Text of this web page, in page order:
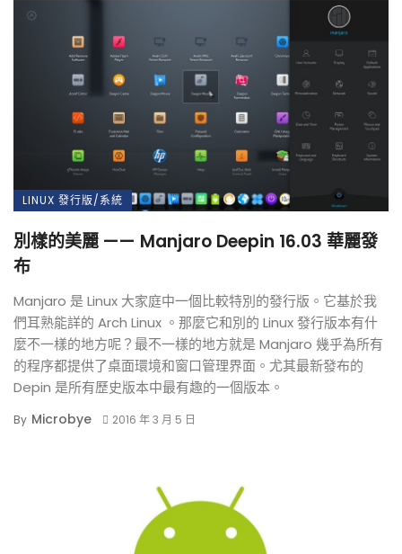
LINUX 發行版/系統
別樣的美麗 —— Manjaro Deepin 16.03 華麗發
布
Manjaro 是 Linux 大家庭中一個比較特別的發行版。它基於我
們耳熟能詳的 Arch Linux 。那麼它和別的 Linux 發行版本有什
麼不一樣的地方呢？最不一樣的地方就是 Manjaro 幾乎為所有
的程序都提供了桌面環境和窗口管理界面。尤其最新發布的
Depin 是所有歷史版本中最有趣的一個版本。
By Microbye 2016 年 3 月 5 日